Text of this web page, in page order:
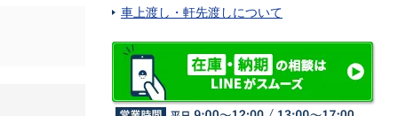
車上渡し・軒先渡しについて